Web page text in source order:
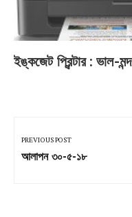
ইঙ্কজেট প্রিন্টার : ভাল-মন্দ
navigation
PREVIOUS POST
Previous
আলাপন ৩০-৫-১৮